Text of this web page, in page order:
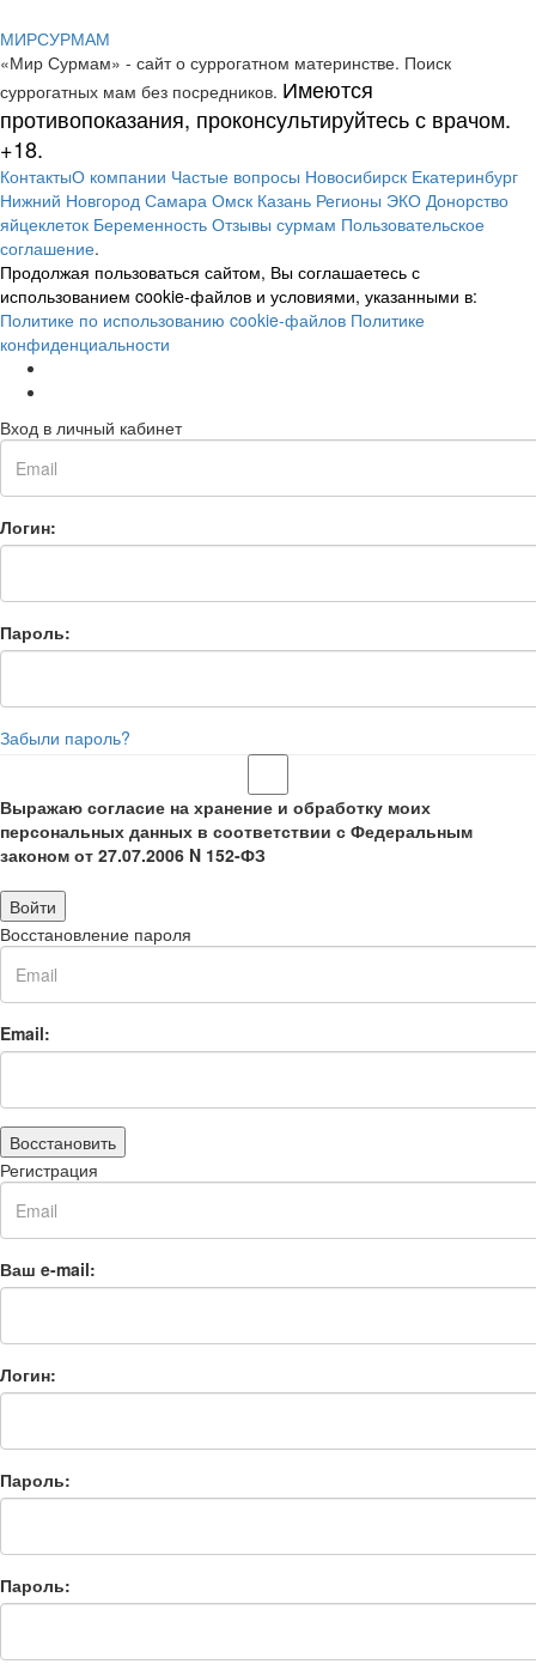
МИРСУРМАМ
«Мир Сурмам» - сайт о суррогатном материнстве. Поиск
суррогатных мам без посредников. Имеются
противопоказания, проконсультируйтесь с врачом.
+18.
КонтактыО компании Частые вопросы Новосибирск Екатеринбург
Нижний Новгород Самара Омск Казань Регионы ЭКО Донорство
яйцеклеток Беременность Отзывы сурмам Пользовательское
соглашение.
Продолжая пользоваться сайтом, Вы соглашаетесь с
использованием cookie-файлов и условиями, указанными в:
Политике по использованию cookie-файлов Политике
конфиденциальности
Вход в личный кабинет
Логин:
Пароль:
Забыли пароль?
Выражаю согласие на хранение и обработку моих
персональных данных в соответствии с Федеральным
законом от 27.07.2006 N 152-ФЗ
Войти
Восстановление пароля
Email:
Восстановить
Регистрация
Ваш e-mail:
Логин:
Пароль:
Пароль: